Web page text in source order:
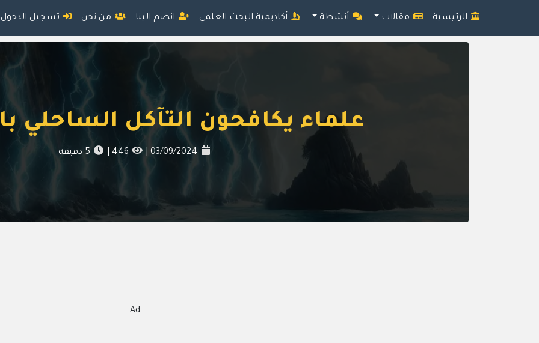
الرئيسية مقالات أنشطة أكاديمية البحث العلمي انضم الينا من نحن تسجيل الدخول
علماء يكافحون التآكل الساحلي
03/09/2024
5 دقيقة
Ad